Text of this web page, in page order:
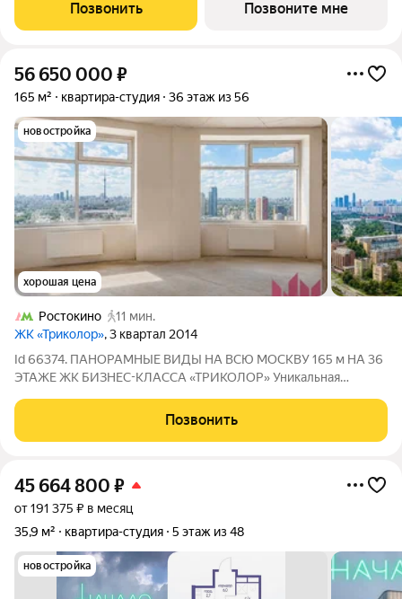
характеристики. Продуманная
Позвонить Позвоните мне
56 650 000 ₽
165 м² квартира-студия 36 этаж из 56
новостройка
хорошая цена
Ростокино
11 мин.
ЖК «Триколор», 3 квартал 2014
Id 66374. ПАНОРАМНЫЕ ВИДЫ НА ВСЮ МОСКВУ 165 м НА 36
ЭТАЖЕ ЖК БИЗНЕС-КЛАССА «ТРИКОЛОР» Уникальная
из лучших корпусов жилого комплекса бизнес-класса
«Триколор». Расположена на 36-м этаже
Позвонить
45 664 800 ₽
от 191 375 ₽ в месяц
35,9 м²
квартира-студия 5 этаж из 48
новостройка